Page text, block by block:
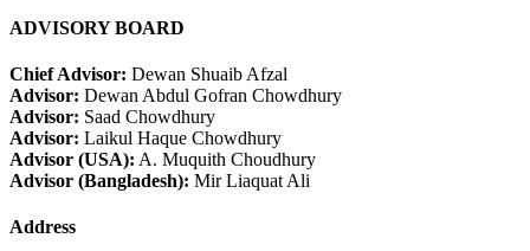
ADVISORY BOARD
Chief Advisor: Dewan Shuaib Afzal
Advisor: Dewan Abdul Gofran Chowdhury
Advisor: Saad Chowdhury
Advisor: Laikul Haque Chowdhury
Advisor (USA): A. Muquith Choudhury
Advisor (Bangladesh): Mir Liaquat Ali
Address